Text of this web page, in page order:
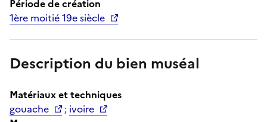
Période de création
1ère moitié 19e siècle
Description du bien muséal
Matériaux et techniques
gouache
; ivoire